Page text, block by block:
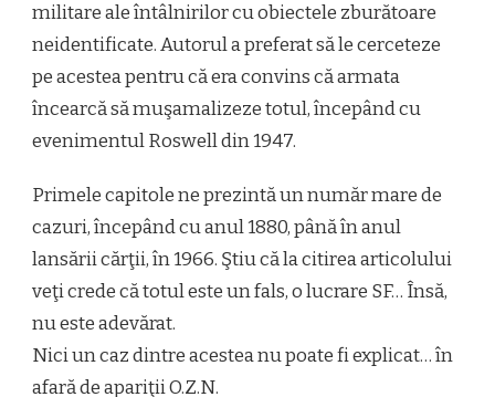
militare ale întâlnirilor cu obiectele zburătoare
neidentificate. Autorul a preferat să le cerceteze
pe acestea pentru că era convins că armata
încearcă să muşamalizeze totul, începând cu
evenimentul Roswell din 1947.
Primele capitole ne prezintă un număr mare de
cazuri, începând cu anul 1880, până în anul
lansării cărţii, în 1966. Ştiu că la citirea articolului
veţi crede că totul este un fals, o lucrare SF… Însă,
nu este adevărat.
Nici un caz dintre acestea nu poate fi explicat… în
afară de apariţii O.Z.N.